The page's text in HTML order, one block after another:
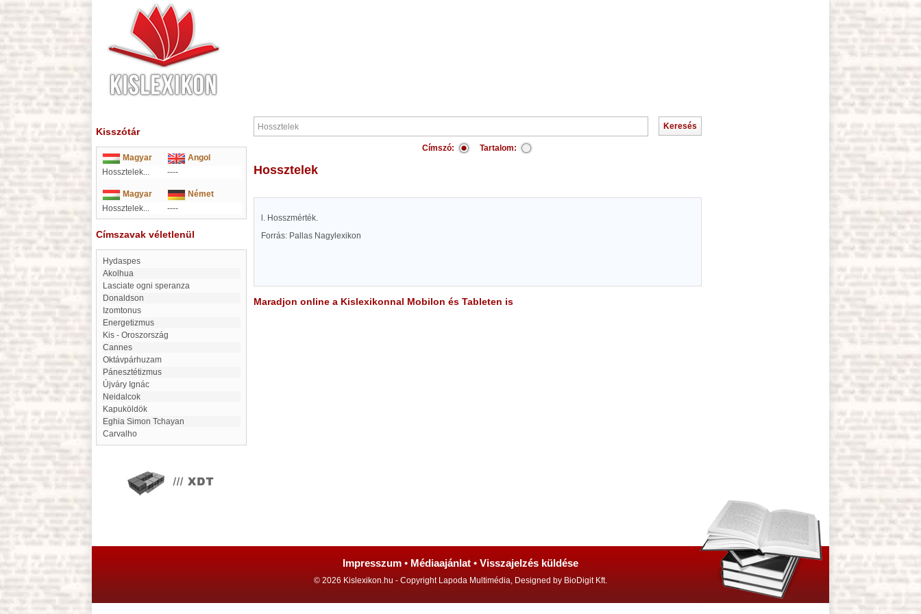
Kisszótár
Magyar
Angol
Hossztelek...
----
Magyar
Német
Hossztelek...
----
Címszavak véletlenül
Hydaspes
Akolhua
lasciate ogni speranza
Donaldson
Izomtonus
energetizmus
Kis - Oroszország
Cannes
oktávpárhuzam
pánesztétizmus
Újváry Ignác
Neidalcok
Kapuköldök
Eghia Simon Tchayan
Carvalho
Címszó: Tartalom:
Hossztelek
l. Hosszmérték.
Forrás: Pallas Nagylexikon
Maradjon online a Kislexikonnal Mobilon és Tableten is
Impresszum • Médiaajánlat • Visszajelzés küldése
© 2026 Kislexikon.hu - Copyright Lapoda Multimédia, Designed by BioDigit Kft.